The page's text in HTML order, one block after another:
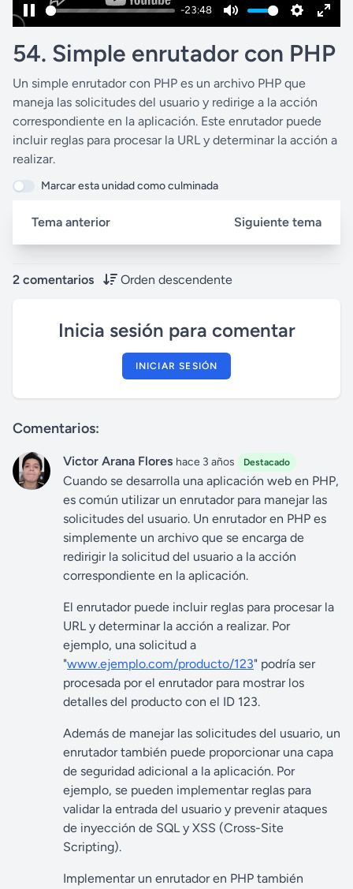
P
a
s
-23:48
M
u
e
S
e
t
n
E
n
f
c
54. Simple enrutador con PHP
Un simple enrutador con PHP es un archivo PHP que
maneja las solicitudes del usuario y redirige a la acción
correspondiente en la aplicación. Este enrutador puede
incluir reglas para procesar la URL y determinar la acción a
realizar.
Marcar esta unidad como culminada
Tema anterior Siguiente tema
2 comentarios Orden descendente
Inicia sesión para comentar
INICIAR SESIÓN
Comentarios:
Victor Arana Flores hace 3 años Destacado
Cuando se desarrolla una aplicación web en PHP,
es común utilizar un enrutador para manejar las
solicitudes del usuario. Un enrutador en PHP es
simplemente un archivo que se encarga de
redirigir la solicitud del usuario a la acción
correspondiente en la aplicación.
El enrutador puede incluir reglas para procesar la
URL y determinar la acción a realizar. Por
ejemplo, una solicitud a
"www.ejemplo.com/producto/123" podría ser
procesada por el enrutador para mostrar los
detalles del producto con el ID 123.
Además de manejar las solicitudes del usuario, un
enrutador también puede proporcionar una capa
de seguridad adicional a la aplicación. Por
ejemplo, se pueden implementar reglas para
validar la entrada del usuario y prevenir ataques
de inyección de SQL y XSS (Cross-Site
Scripting).
Implementar un enrutador en PHP también